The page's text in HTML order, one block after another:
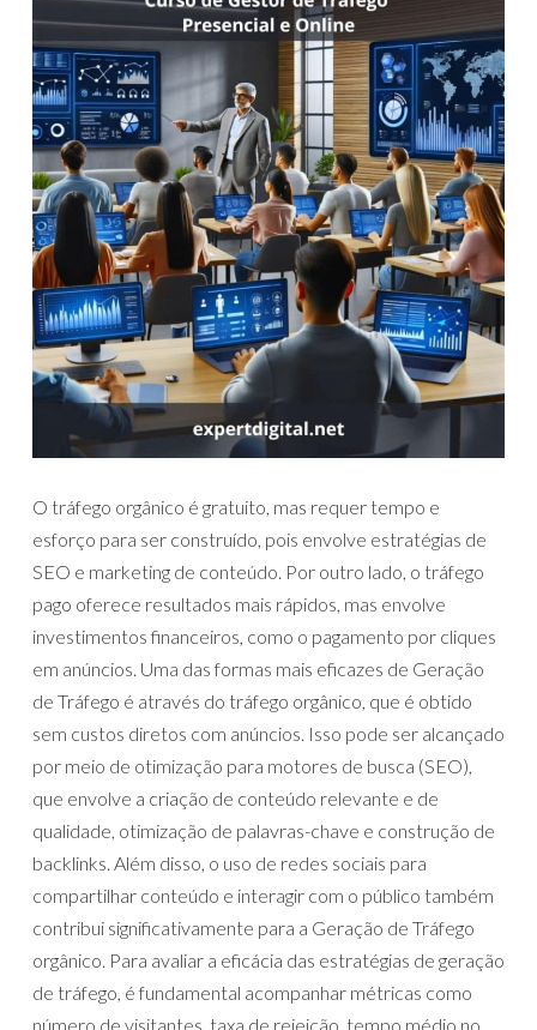
O tráfego orgânico é gratuito, mas requer tempo e
esforço para ser construído, pois envolve estratégias de
SEO e marketing de conteúdo. Por outro lado, o tráfego
pago oferece resultados mais rápidos, mas envolve
investimentos financeiros, como o pagamento por cliques
em anúncios. Uma das formas mais eficazes de Geração
de Tráfego é através do tráfego orgânico, que é obtido
sem custos diretos com anúncios. Isso pode ser alcançado
por meio de otimização para motores de busca (SEO),
que envolve a criação de conteúdo relevante e de
qualidade, otimização de palavras-chave e construção de
backlinks. Além disso, o uso de redes sociais para
compartilhar conteúdo e interagir com o público também
contribui significativamente para a Geração de Tráfego
orgânico. Para avaliar a eficácia das estratégias de geração
de tráfego, é fundamental acompanhar métricas como
número de visitantes, taxa de rejeição, tempo médio no